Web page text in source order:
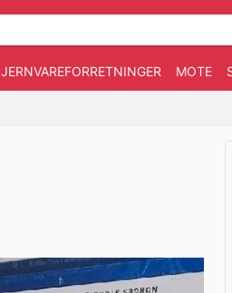
JERNVAREFORRETNINGER MOTE